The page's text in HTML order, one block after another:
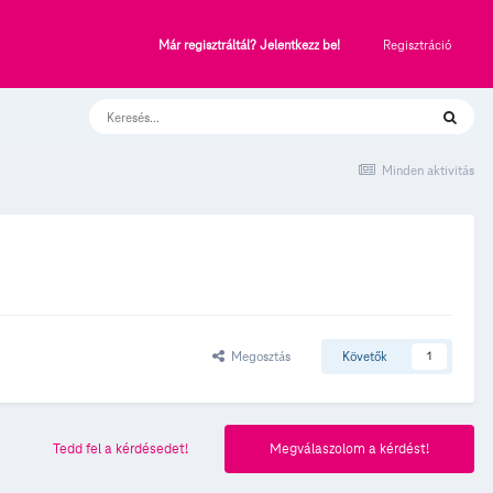
Már regisztráltál? Jelentkezz be! Regisztráció
Minden aktivitás
Megosztás Követők 1
Megválaszolom a kérdést!
Tedd fel a kérdésedet!